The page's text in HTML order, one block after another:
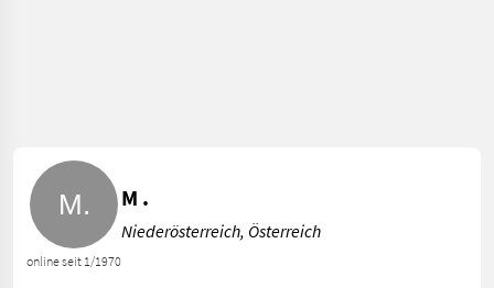
online seit 1/1970
M .
Niederösterreich, Österreich